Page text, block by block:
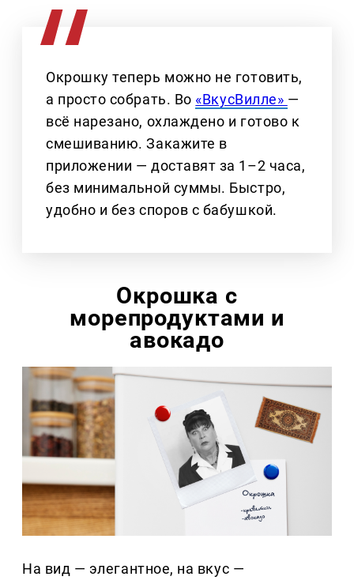
Окрошку теперь можно не готовить,
а просто собрать. Во «ВкусВилле» —
всё нарезано, охлаждено и готово к
смешиванию. Закажите в
приложении — доставят за 1–2 часа,
без минимальной суммы. Быстро,
удобно и без споров с бабушкой.
Окрошка с
морепродуктами и
авокадо
На вид — элегантное, на вкус —